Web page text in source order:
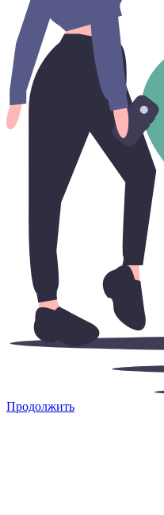
Продолжить